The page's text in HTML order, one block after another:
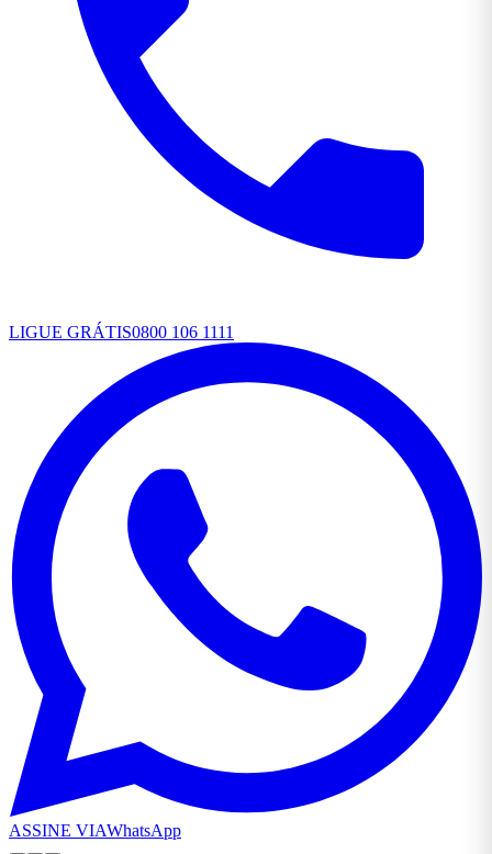
LIGUE GRÁTIS0800 106 1111
ASSINE VIAWhatsApp